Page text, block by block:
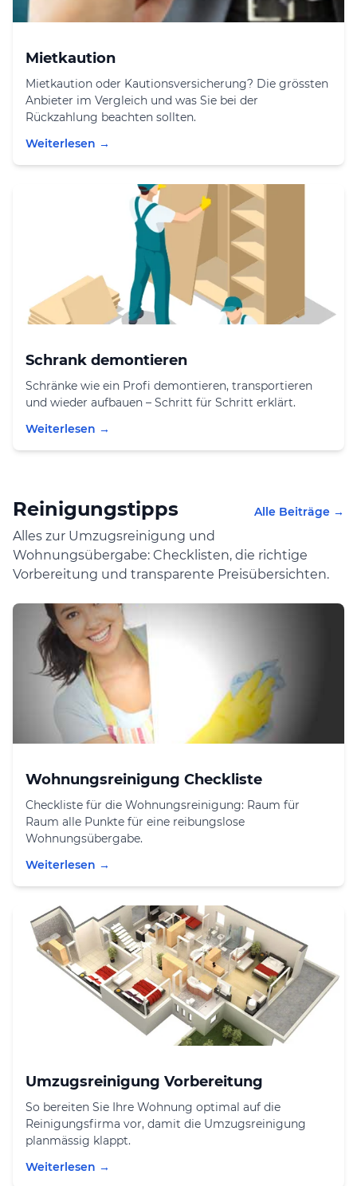
Mietkaution
Mietkaution oder Kautionsversicherung? Die grössten
Anbieter im Vergleich und was Sie bei der
Rückzahlung beachten sollten.
Weiterlesen →
Schrank demontieren
Schränke wie ein Profi demontieren, transportieren
und wieder aufbauen – Schritt für Schritt erklärt.
Weiterlesen →
Reinigungstipps Alle Beiträge →
Alles zur Umzugsreinigung und
Wohnungsübergabe: Checklisten, die richtige
Vorbereitung und transparente Preisübersichten.
Wohnungsreinigung Checkliste
Checkliste für die Wohnungsreinigung: Raum für
Raum alle Punkte für eine reibungslose
Wohnungsübergabe.
Weiterlesen →
Umzugsreinigung Vorbereitung
So bereiten Sie Ihre Wohnung optimal auf die
Reinigungsfirma vor, damit die Umzugsreinigung
planmässig klappt.
Weiterlesen →